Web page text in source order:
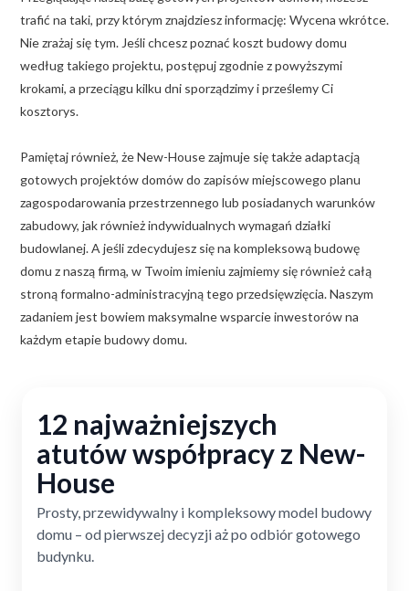
trafić na taki, przy którym znajdziesz informację: Wycena wkrótce.
Nie zrażaj się tym. Jeśli chcesz poznać koszt budowy domu
według takiego projektu, postępuj zgodnie z powyższymi
krokami, a przeciągu kilku dni sporządzimy i prześlemy Ci
kosztorys.
Pamiętaj również, że New-House zajmuje się także adaptacją
gotowych projektów domów do zapisów miejscowego planu
zagospodarowania przestrzennego lub posiadanych warunków
zabudowy, jak również indywidualnych wymagań działki
budowlanej. A jeśli zdecydujesz się na kompleksową budowę
domu z naszą firmą, w Twoim imieniu zajmiemy się również całą
stroną formalno-administracyjną tego przedsięwzięcia. Naszym
zadaniem jest bowiem maksymalne wsparcie inwestorów na
każdym etapie budowy domu.
12 najważniejszych
atutów współpracy z New-
House
Prosty, przewidywalny i kompleksowy model budowy
domu – od pierwszej decyzji aż po odbiór gotowego
budynku.